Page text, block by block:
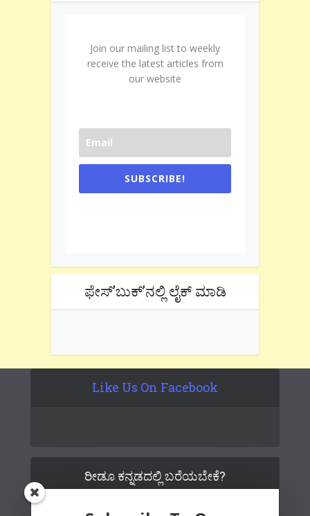
Join our mailing list to weekly
receive the latest articles from
our website
SUBSCRIBE!
ಫೇಸ್’ಬುಕ್’ನಲ್ಲಿ ಲೈಕ್ ಮಾಡಿ
Like Us On Facebook
ರೀಡೂ ಕನ್ನಡದಲ್ಲಿ ಬರೆಯಬೇಕೆ?